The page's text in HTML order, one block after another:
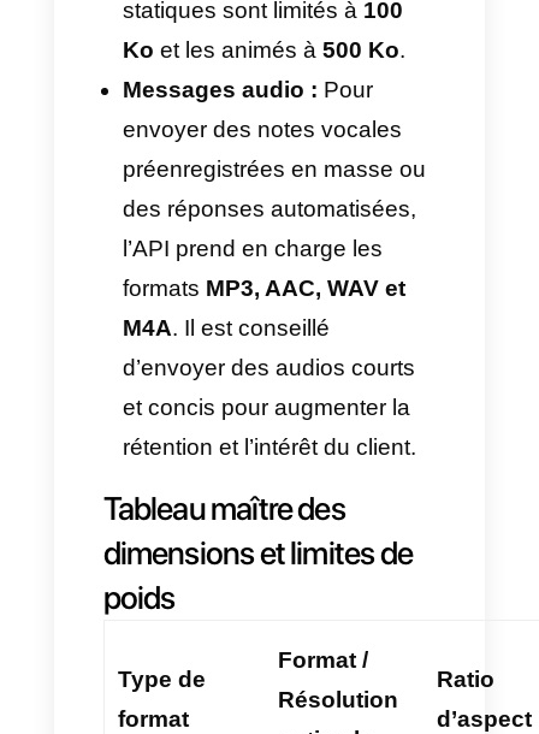
s’agit plus seulement de photos
standard et de PDFs
volonté d’intégrer des formats
dynamiques, elle permet une
communication plus humaine et
agile, rendant l’interaction plus
proche. Cependant, ces formats
doivent aussi respecter des
standards :
Notes vidéo :Leur aspect est
circulaire avec unratio 1:1
leur durée maximale est de
secondes. Cette option est
idéale pour envoyer des